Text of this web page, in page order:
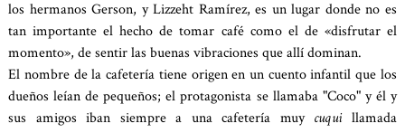
los hermanos Gerson, y Lizzeht Ramírez, es un lugar donde no es
tan importante el hecho de tomar café como el de «disfrutar el
momento», de sentir las buenas vibraciones que allí dominan.
El nombre de la cafetería tiene origen en un cuento infantil que los
dueños leían de pequeños; el protagonista se llamaba "Coco" y él y
sus amigos iban siempre a una cafetería muy cuquillamada